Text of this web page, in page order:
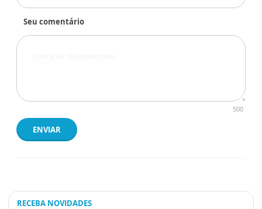
Seu comentário
500
ENVIAR
RECEBA NOVIDADES